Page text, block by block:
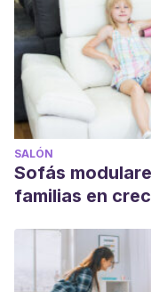
SALÓN
Sofás
familias en